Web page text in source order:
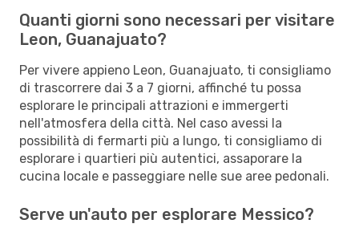
Quanti giorni sono necessari per visitare
Leon, Guanajuato?
Per vivere appieno Leon, Guanajuato, ti consigliamo
di trascorrere dai 3 a 7 giorni, affinché tu possa
esplorare le principali attrazioni e immergerti
nell'atmosfera della città. Nel caso avessi la
possibilità di fermarti più a lungo, ti consigliamo di
esplorare i quartieri più autentici, assaporare la
cucina locale e passeggiare nelle sue aree pedonali.
Serve un'auto per esplorare Messico?